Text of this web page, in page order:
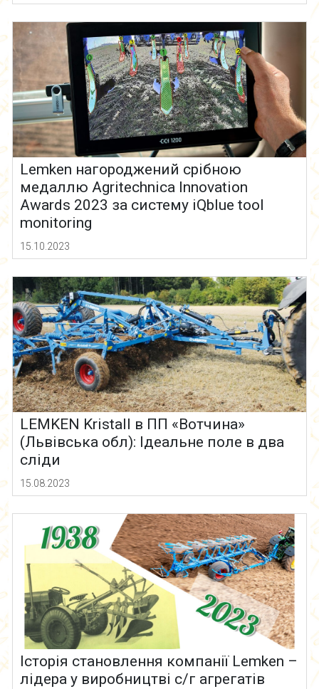
Lemken нагороджений срібною
медаллю Agritechnica Innovation
Awards 2023 за систему iQblue tool
monitoring
15.10.2023
LEMKEN Kristall в ПП «Вотчина»
(Львівська обл): Ідеальне поле в два
сліди
15.08.2023
Історія становлення компанії Lemken –
лідера у виробництві с/г агрегатів